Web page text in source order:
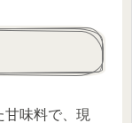
甘味料で、現